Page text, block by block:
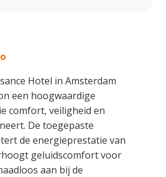
Hotel in Amsterdam
een hoogwaardige
comfort, veiligheid en
De toegepaste
de energieprestatie van
geluidscomfort voor
aan bij de